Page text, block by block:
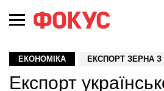
ЕКОНОМІКА ЕКСПОРТ ЗЕРНА З
Експорт